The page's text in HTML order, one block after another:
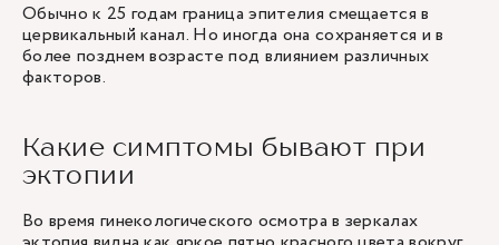
Обычно к 25 годам граница эпителия смещается в
цервикальный канал. Но иногда она сохраняется и в
более позднем возрасте под влиянием различных
факторов.
Какие симптомы бывают при
эктопии
Во время гинекологического осмотра в зеркалах